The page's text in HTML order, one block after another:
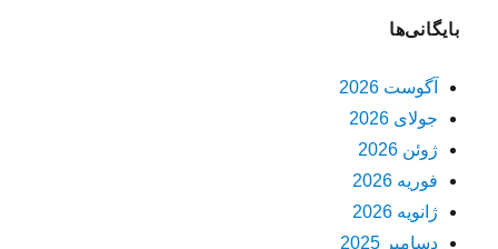
بایگانی‌ها
آگوست 2026
جولای 2026
ژوئن 2026
فوریه 2026
ژانویه 2026
دسامبر 2025